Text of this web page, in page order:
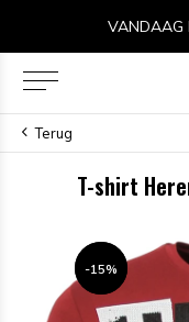
VANDAAG
Terug
T-shirt
-15%
-15%